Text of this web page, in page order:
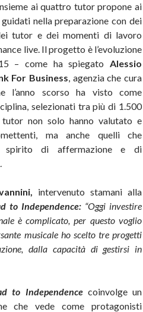
ai quattro tutor propone ai
nella preparazione con dei
tutor e dei momenti di lavoro
live. Il progetto è l’evoluzione
– come ha spiegatoAlessio
For Business, agenzia che cura
l’anno scorso ha visto come
selezionati tra più di 1.500
tutor non solo hanno valutato e
ma anche quelli che
spirito di affermazione e di
.
intervenuto stamani alla
to Independence: “Oggi investire
è complicato, per questo voglio
musicale ho scelto tre progetti
dalla capacità di gestirsi in
to Independencecoinvolge un
che vede come protagonisti